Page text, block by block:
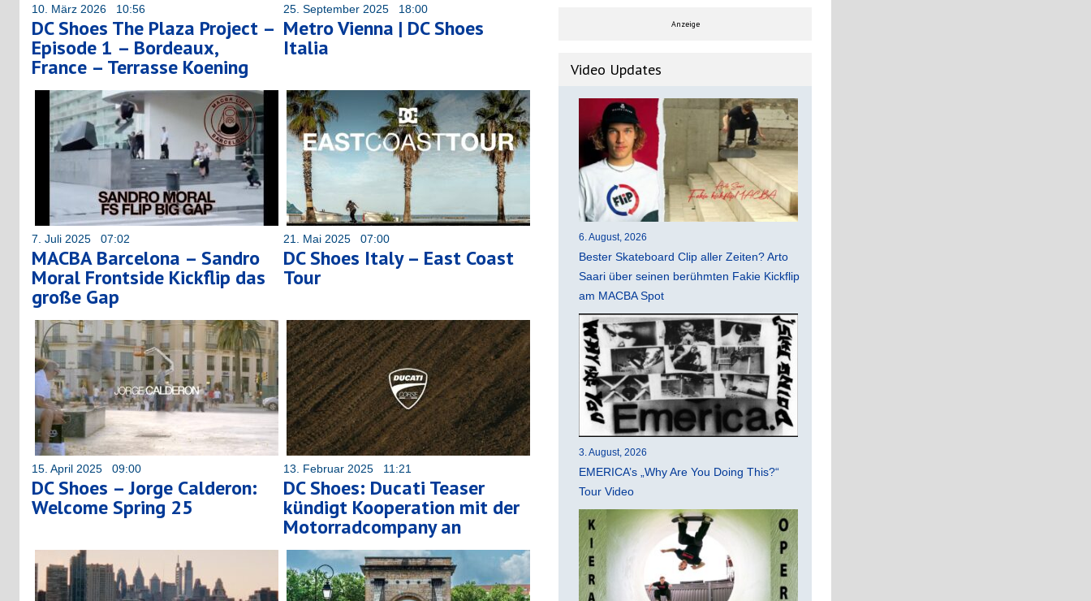
10. März 2026 10:56
DC Shoes The Plaza Project –
Episode 1 – Bordeaux,
France – Terrasse Koening
25. September 2025 18:00
Metro Vienna | DC Shoes
Italia
7. Juli 2025 07:02
MACBA Barcelona – Sandro
Moral Frontside Kickflip das
große Gap
21. Mai 2025 07:00
DC Shoes Italy – East Coast
Tour
15. April 2025 09:00
DC Shoes – Jorge Calderon:
Welcome Spring 25
13. Februar 2025 11:21
DC Shoes: Ducati Teaser
kündigt Kooperation mit der
Motorradcompany an
Anzeige
Video Updates
6. August, 2026
Bester Skateboard Clip aller Zeiten? Arto
Saari über seinen berühmten Fakie Kickflip
am MACBA Spot
3. August, 2026
EMERICA’s „Why Are You Doing This?“
Tour Video